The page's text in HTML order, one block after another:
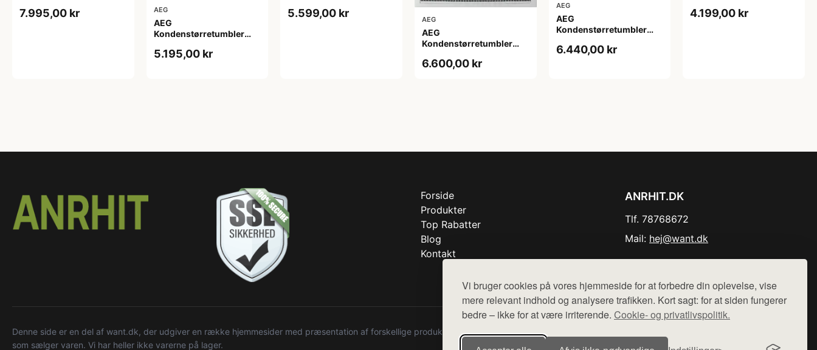
Vi bruger cookies på vores hjemmeside for at forbedre din oplevelse, vise
mere relevant indhold og analysere trafikken. Kort sagt: for at siden fungerer
bedre – ikke for at være irriterende. Cookie- og privatlivspolitik.
7.995,00 kr AEG
AEG
Kondenstørretumbler
5.195,00 kr
garanti
5.599,00 kr AEG
AEG
Kondenstørretumbler
garanti
6.600,00 kr
AEG
AEG
Kondenstørretumbler
garanti
6.440,00 kr
4.199,00 kr
Forside
Produkter
Top Rabatter
Blog
Kontakt
ANRHIT.DK
Tlf. 78768672
Mail: hej@want.dk
Denne side er en del af want.dk, der udgiver en række hjemmesider med præsentation af forskellige produkter fra diverse webshops. Der sælges ikke varer fra denne side - vi henviser til de shops,
som sælger varen. Vi har heller ikke varerne på lager.